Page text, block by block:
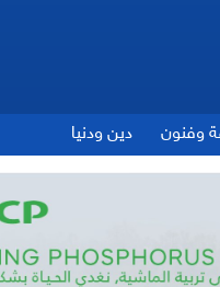
وفنون دين ودنيا